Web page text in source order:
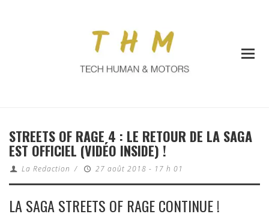
STREETS OF RAGE 4 : LE RETOUR DE LA SAGA
EST OFFICIEL (VIDÉO INSIDE) !
La Redaction / 27 août 2018 - 17 h 01
LA SAGA STREETS OF RAGE CONTINUE !